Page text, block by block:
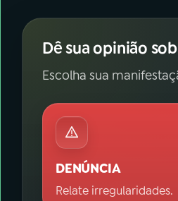
Dê sua opinião
Escolha sua
DENÚNCIA
Relate irregularidades.